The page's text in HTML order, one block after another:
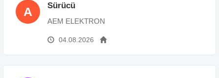
A Sürücü
AEM ELEKTRON
04.08.2026